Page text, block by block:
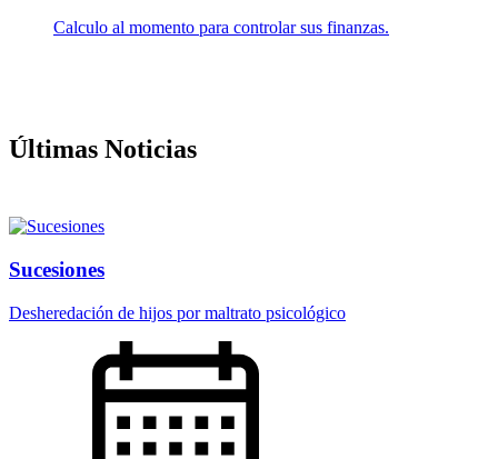
Calculo al momento para controlar sus finanzas.
Últimas Noticias
Sucesiones
Desheredación de hijos por maltrato psicológico